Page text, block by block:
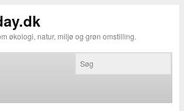
økologi, natur, miljø og grøn omstilling.